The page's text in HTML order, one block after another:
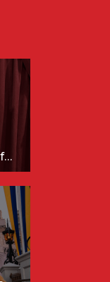
A Festa de Halloween Mais Fofa da Disney Está Chegando!